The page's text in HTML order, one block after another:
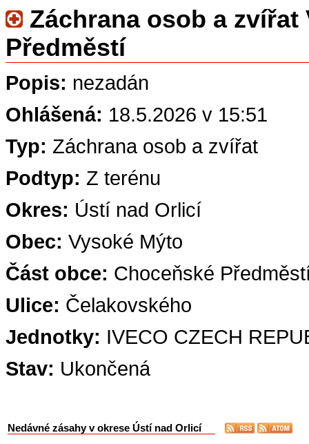
Záchrana osob a
Předměstí
Popis: nezadán
Ohlášená: 18.5.2026 v 15:51
Typ: Záchrana osob a zvířat
Podtyp: Z terénu
Okres: Ústí nad Orlicí
Obec: Vysoké Mýto
Část obce: Choceňské
Ulice: Čelakovského
Jednotky: IVECO CZECH
Stav: Ukončená
Nedávné zásahy v okrese Ústí nad Orlicí